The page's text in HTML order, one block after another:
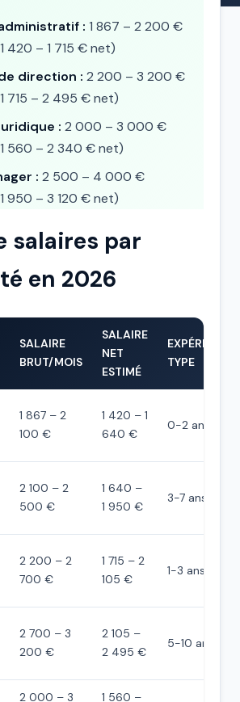
: 1 867 – 2 200 €
420 – 1 715 € net)
direction : 2 200 – 3 200 €
715 – 2 495 € net)
: 2 000 – 3 000 €
560 – 2 340 € net)
: 2 500 – 4 000 €
950 – 3 120 € net)
salaires par
en 2026
SALAIRE
BRUT/MOIS
SALAIRE
NET
ESTIMÉ
EXPÉRIENCE
TYPE
1 867 – 2
100 €
1 420 – 1
640 €
0-2 ans
2 100 – 2
500 €
1 640 –
1 950 €
3-7 ans
2 200 – 2
700 €
1 715 – 2
105 €
1-3 ans
2 700 – 3
200 €
2 105 –
2 495 €
5-10 ans
2 000 – 3
1 560 –